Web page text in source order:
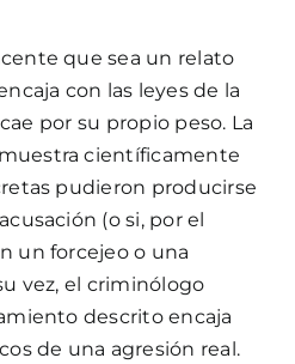
que sea un relato
con las leyes de la
por su propio peso. La
científicamente
pudieron producirse
(o si, por el
un forcejeo o una
vez, el criminólogo
descrito encaja
de una agresión real.